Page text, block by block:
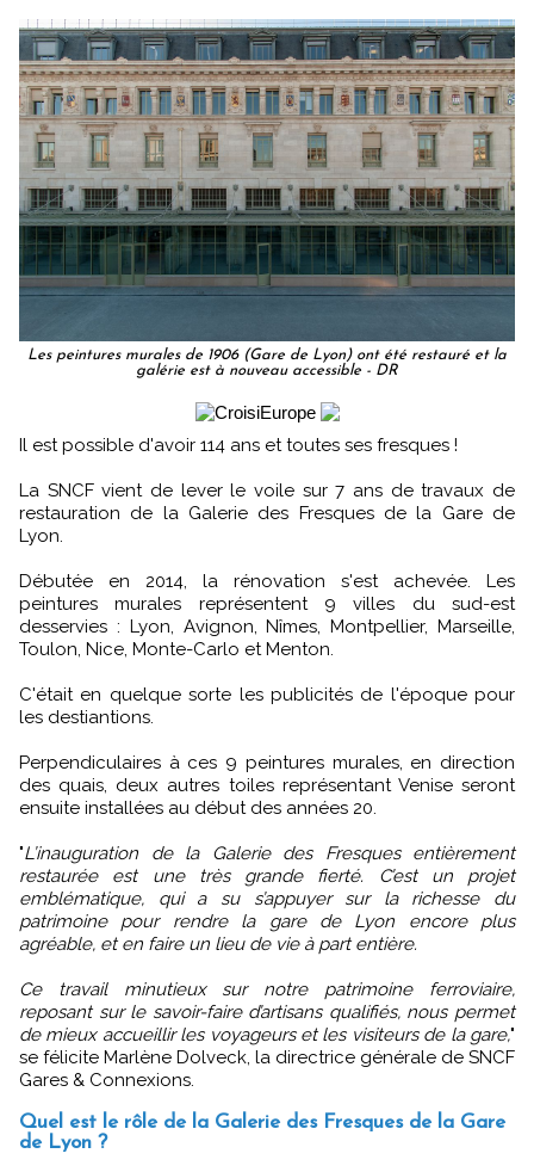
Les peintures murales de 1906 (Gare de Lyon) ont été restauré et la
galérie est à nouveau accessible - DR
Il est possible d'avoir 114 ans et toutes ses fresques !
La SNCF vient de lever le voile sur 7 ans de travaux de
restauration de la Galerie des Fresques de la Gare de
Lyon.
Débutée en 2014, la rénovation s'est achevée. Les
peintures murales représentent 9 villes du sud-est
desservies : Lyon, Avignon, Nîmes, Montpellier, Marseille,
Toulon, Nice, Monte-Carlo et Menton.
C'était en quelque sorte les publicités de l'époque pour
les destiantions.
Perpendiculaires à ces 9 peintures murales, en direction
des quais, deux autres toiles représentant Venise seront
ensuite installées au début des années 20.
"L’inauguration de la Galerie des Fresques entièrement
restaurée est une très grande fierté. C’est un projet
emblématique, qui a su s’appuyer sur la richesse du
patrimoine pour rendre la gare de Lyon encore plus
agréable, et en faire un lieu de vie à part entière.
Ce travail minutieux sur notre patrimoine ferroviaire,
reposant sur le savoir-faire d’artisans qualifiés, nous permet
de mieux accueillir les voyageurs et les visiteurs de la gare,"
se félicite Marlène Dolveck, la directrice générale de SNCF
Gares & Connexions.
Quel est le rôle de la Galerie des Fresques de la Gare
de Lyon ?